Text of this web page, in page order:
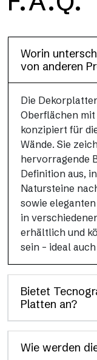
Worin
von anderen
Die
Oberflächen
konzipiert für
Wände. Sie
hervorragende
Definition aus,
Natursteine
sowie
in
erhältlich und
sein – ideal
Bietet
Platten an?
Wie werden